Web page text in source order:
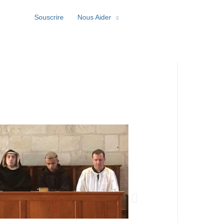
Souscrire Nous Aider